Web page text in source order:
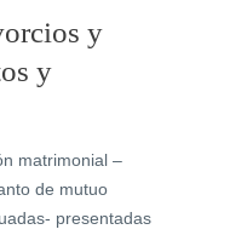
y
y
matrimonial –
de mutuo
presentadas